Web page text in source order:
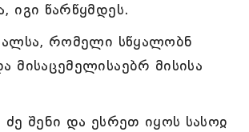
იგი წარწყმდეს.
რომელი სწყალობნ
მისაცემელისაებრ მისისა
ძე შენი და ესრეთ იყოს სასოჲ